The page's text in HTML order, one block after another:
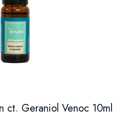
ct. Geraniol Venoc 10ml